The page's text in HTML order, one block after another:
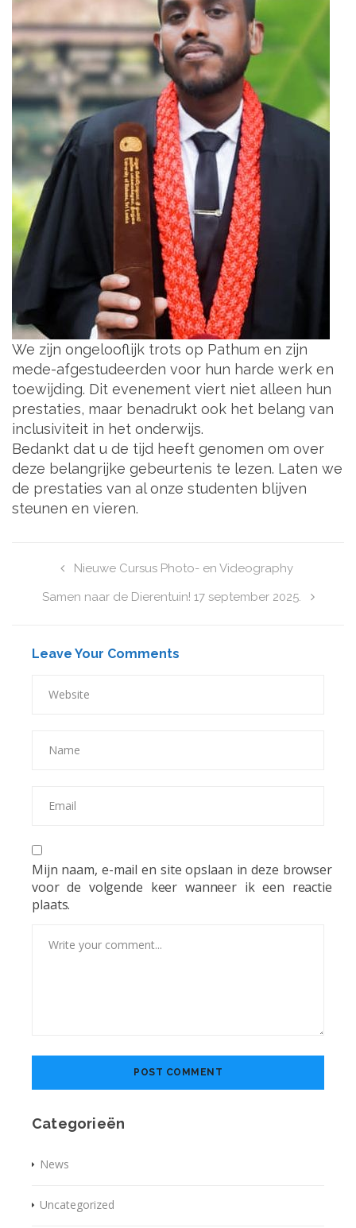
We zijn ongelooflijk trots op Pathum en zijn
mede-afgestudeerden voor hun harde werk en
toewijding. Dit evenement viert niet alleen hun
prestaties, maar benadrukt ook het belang van
inclusiviteit in het onderwijs.
Bedankt dat u de tijd heeft genomen om over
deze belangrijke gebeurtenis te lezen. Laten we
de prestaties van al onze studenten blijven
steunen en vieren.
Nieuwe Cursus Photo- en Videography
Samen naar de Dierentuin! 17 september 2025.
Leave Your Comments
Mijn naam, e-mail en site opslaan in deze browser
voor de volgende keer wanneer ik een reactie
plaats.
Categorieën
News
Uncategorized